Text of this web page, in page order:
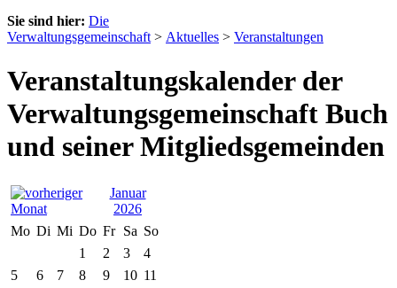
Sie sind hier: Die
Verwaltungsgemeinschaft > Aktuelles > Veranstaltungen
Veranstaltungskalender der
Verwaltungsgemeinschaft Buch
und seiner Mitgliedsgemeinden
Januar
2026
Mo Di Mi Do Fr Sa So
1
2 3
4
5
6 7 8 9 10 11